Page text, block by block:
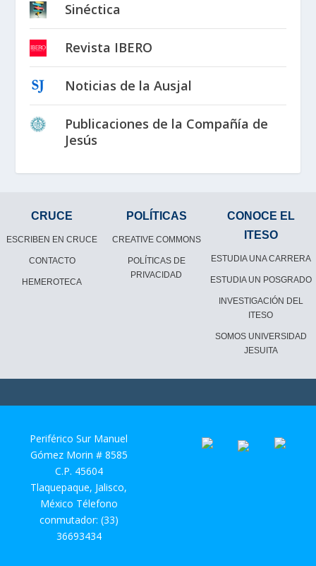
Sinéctica
Revista IBERO
Noticias de la Ausjal
Publicaciones de la Compañía de
Jesús
CRUCE
ESCRIBEN EN CRUCE
CONTACTO
HEMEROTECA
POLÍTICAS
CREATIVE COMMONS
POLÍTICAS DE
PRIVACIDAD
CONOCE EL
ITESO
ESTUDIA UNA CARRERA
ESTUDIA UN POSGRADO
INVESTIGACIÓN DEL
ITESO
SOMOS UNIVERSIDAD
JESUITA
Periférico Sur Manuel
Gómez Morin # 8585
C.P. 45604
Tlaquepaque, Jalisco,
México Télefono
conmutador: (33)
36693434